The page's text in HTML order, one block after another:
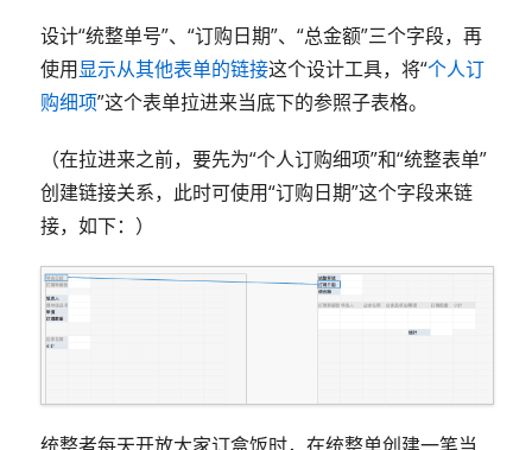
设计“统整单号”、“订购日期”、“总金额”三个字段，再
使用显示从其他表单的链接这个设计工具，将“个人订
购细项”这个表单拉进来当底下的参照子表格。
（在拉进来之前，要先为“个人订购细项”和“统整表单”
创建链接关系，此时可使用“订购日期”这个字段来链
接，如下：）